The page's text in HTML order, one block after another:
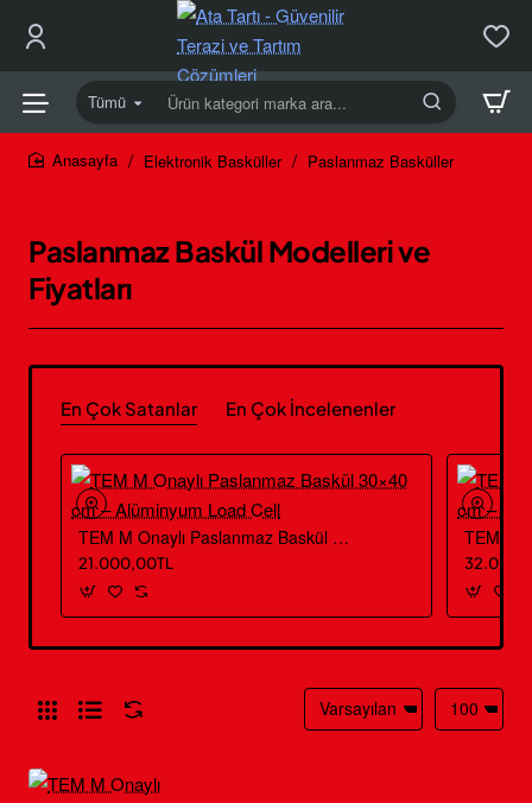
Tümü
Ürün
kategori
marka
Elektronik Basküller Paslanmaz Basküller
Paslanmaz Baskül Modelleri ve
Fiyatları
En Çok Satanlar En Çok İncelenenler
TEM M Onaylı Paslanmaz Baskül 30×40 cm – Alüminyum Load Cell
21.000,00TL